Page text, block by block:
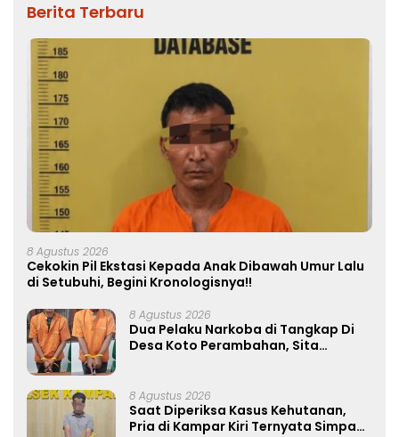
Berita Terbaru
8 Agustus 2026
Cekokin Pil Ekstasi Kepada Anak Dibawah Umur Lalu
di Setubuhi, Begini Kronologisnya!!
8 Agustus 2026
Dua Pelaku Narkoba di Tangkap Di
Desa Koto Perambahan, Sita
8 Agustus 2026
Saat Diperiksa Kasus Kehutanan,
Pria di Kampar Kiri Ternyata Simpan